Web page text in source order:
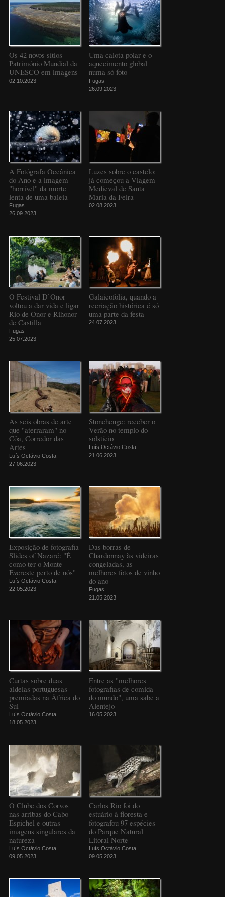
Os 42 novos sítios
Património Mundial da
UNESCO em imagens
02.10.2023
Uma calota polar e o
aquecimento global
numa só foto
Fugas
26.09.2023
A Fotógrafa Oceânica
do Ano e a imagem
"horrível" da morte
lenta de uma baleia
Fugas
26.09.2023
Luzes sobre o castelo:
já começou a Viagem
Medieval de Santa
Maria da Feira
02.08.2023
O Festival D’Onor
voltou a dar vida e ligar
Rio de Onor e Rihonor
de Castilla
Fugas
25.07.2023
Galaicofolia, quando a
recriação histórica é só
uma parte da festa
24.07.2023
As seis obras de arte
que "aterraram" no
Côa, Corredor das
Artes
Luís Octávio Costa
27.06.2023
Stonehenge: receber o
Verão no templo do
solstício
Luís Octávio Costa
21.06.2023
Exposição de fotografia
Slides of Nazaré: "É
como ter o Monte
Evereste perto de nós"
Luís Octávio Costa
22.05.2023
Das borras de
Chardonnay às videiras
congeladas, as
melhores fotos de vinho
do ano
Fugas
21.05.2023
Curtas sobre duas
aldeias portuguesas
premiadas na África do
Sul
Luís Octávio Costa
18.05.2023
Entre as "melhores
fotografias de comida
do mundo", uma sabe a
Alentejo
16.05.2023
O Clube dos Corvos
nas arribas do Cabo
Espichel e outras
imagens singulares da
natureza
Luís Octávio Costa
09.05.2023
Carlos Rio foi do
estuário à floresta e
fotografou 97 espécies
do Parque Natural
Litoral Norte
Luís Octávio Costa
09.05.2023